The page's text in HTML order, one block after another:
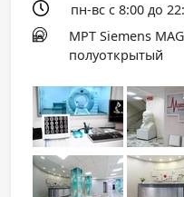
пн-вс с 8:00 до
МРТ Siemens
полуоткрытый